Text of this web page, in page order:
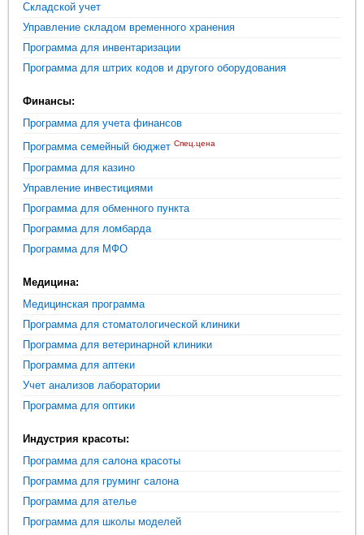
Складской учет
Управление складом временного хранения
Программа для инвентаризации
Программа для штрих кодов и другого оборудования
Финансы:
Программа для учета финансов
Программа семейный бюджет Спец.цена
Программа для казино
Управление инвестициями
Программа для обменного пункта
Программа для ломбарда
Программа для МФО
Медицина:
Медицинская программа
Программа для стоматологической клиники
Программа для ветеринарной клиники
Программа для аптеки
Учет анализов лаборатории
Программа для оптики
Индустрия красоты:
Программа для салона красоты
Программа для груминг салона
Программа для ателье
Программа для школы моделей